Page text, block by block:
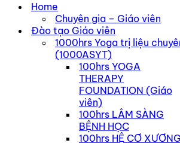
Home
Chuyên gia – Giáo viên
Đào tạo Giáo viên
1000hrs Yoga trị liệu
(1000ASYT)
100hrs YOGA
THERAPY
FOUNDATION (Giáo
viên)
100hrs LÂM SÀNG
BỆNH HỌC
100hrs HỆ CƠ XƯƠNG